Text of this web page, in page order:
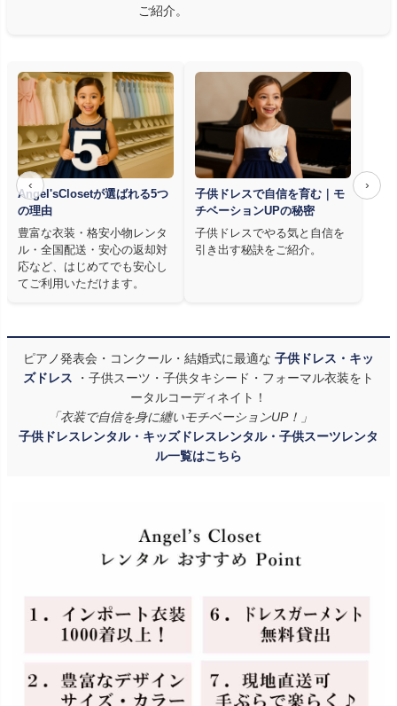
ご紹介。
‹ ›
Angel'sClosetが選ばれる5つ
の理由
豊富な衣装・格安小物レンタ
ル・全国配送・安心の返却対
応など、はじめてでも安心し
てご利用いただけます。
子供ドレスで自信を育む｜モ
チベーションUPの秘密
子供ドレスでやる気と自信を
引き出す秘訣をご紹介。
ピアノ発表会・コンクール・結婚式に最適な 子供ドレス・キッ
ズドレス
・子供スーツ・子供タキシード・フォーマル衣装をト
ータルコーディネイト！
「衣装で自信を身に纏いモチベーションUP！」
子供ドレスレンタル・キッズドレスレンタル・子供スーツレンタ
ル一覧はこちら